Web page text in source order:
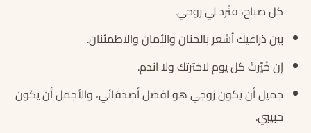
كل صباح، فتُرد لي روحي.
بين ذراعيك أشعر بالحنان والأمان والاطمئنان.
إن خُيّرتُ كل يوم لاخترتك ولا اندم.
جميل أن يكون زوجي هو افضل أصدقائي، والأجمل أن يكون
حبيبي.